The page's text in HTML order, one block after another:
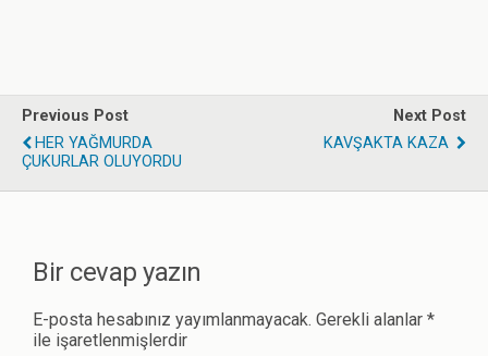
Previous Post
HER YAĞMURDA
ÇUKURLAR OLUYORDU
Next Post
KAVŞAKTA KAZA
Bir cevap yazın
E-posta hesabınız yayımlanmayacak. Gerekli alanlar *
ile işaretlenmişlerdir